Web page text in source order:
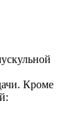
Кроме